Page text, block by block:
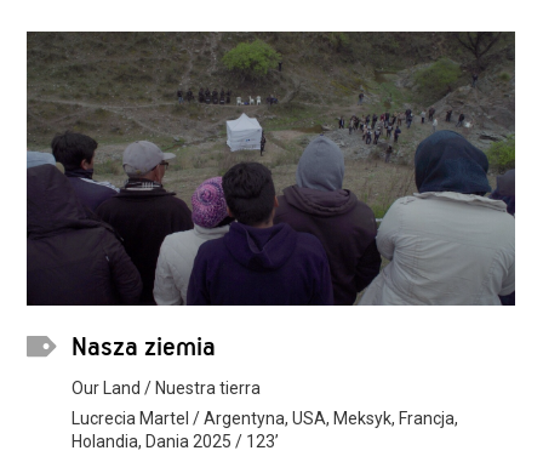
Nasza ziemia
Our Land / Nuestra tierra
Lucrecia Martel / Argentyna, USA, Meksyk, Francja,
Holandia, Dania 2025 / 123’